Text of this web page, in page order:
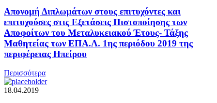
Απονομή Διπλωμάτων στους επιτυχόντες και
επιτυχούσες στις Εξετάσεις Πιστοποίησης των
Αποφοίτων του Μεταλυκειακού Έτους- Τάξης
Μαθητείας των ΕΠΑ.Λ. 1ης περιόδου 2019 της
περιφέρειας Ηπείρου
Περισσότερα
18.04.2019